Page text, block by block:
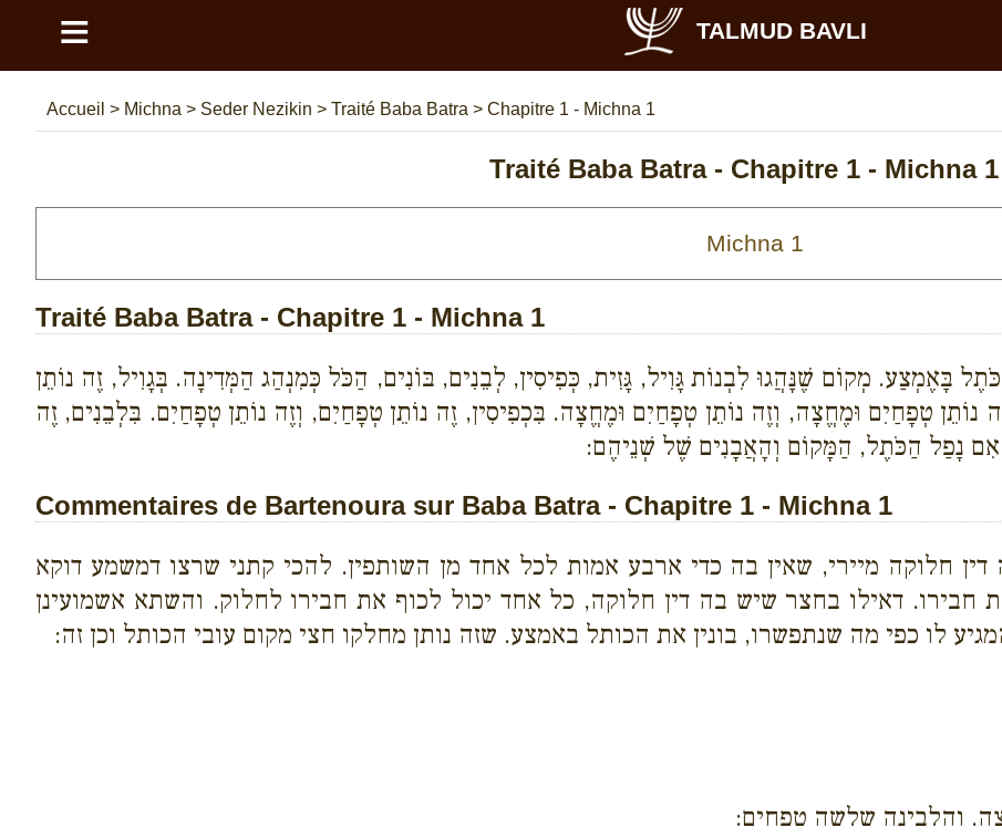
≡ TALMUD BAVLI
Accueil > Michna > Seder Nezikin > Traité Baba Batra > Chapitre 1 - Michna 1
Traité Baba Batra - Chapitre 1 - Michna 1
Traité Baba Batra - Chapitre 1 - Michna 1
מְקוֹם שֶׁנָּהֲגוּ לִבְנוֹת גָּוִיל, גָּזִית, כְּפִיסִין, לְבֵנִים, בּוֹנִים, הַכֹּל כְּמִנְהַג הַמְּדִינָה. בְּגָוִיל, זֶה נוֹתֵן
טְפָחַיִם וּמֶחֱצָה, וְזֶה נוֹתֵן טְפָחַיִם וּמֶחֱצָה. בִּכְפִיסִין, זֶה נוֹתֵן טְפָחַיִם, וְזֶה נוֹתֵן טְפָחַיִם. בִּלְבֵנִים, זֶה
נָפַל הַכֹּתֶל, הַמָּקוֹם וְהָאֲבָנִים שֶׁל שְׁנֵיהֶם:
Commentaires de Bartenoura sur Baba Batra - Chapitre 1 - Michna 1
חלוקה מיירי, שאין בה כדי ארבע אמות לכל אחד מן השותפין. להכי קתני שרצו דמשמע דוקא
חבירו. דאילו בחצר שיש בה דין חלוקה, כל אחד יכול לכוף את חבירו לחלוק. והשתא אשמועינן
לו כפי מה שנתפשרו, בונין את הכותל באמצע. שזה נותן מחלקו חצי מקום עובי הכותל וכן זה:
והלבינה שלשה טפחים: